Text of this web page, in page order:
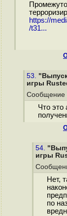
https://
/t31...
53.
игры
Сообщение
Что это
54.
игры
Нет,
по